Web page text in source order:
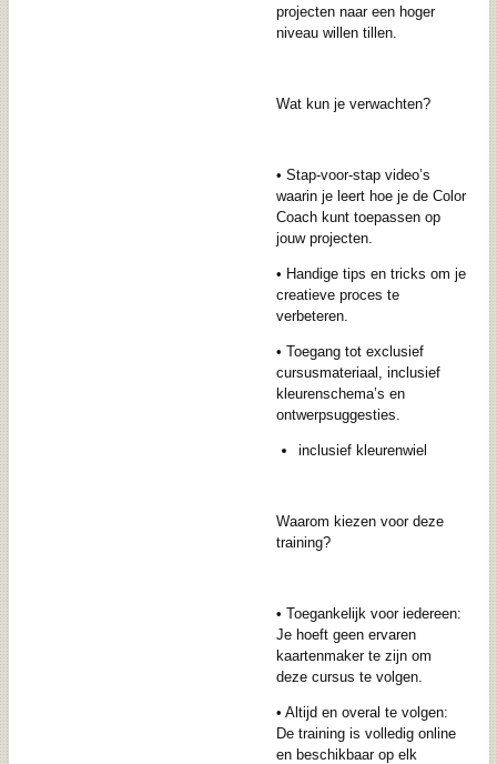
projecten naar een hoger
niveau willen tillen.
Wat kun je verwachten?
• Stap-voor-stap video’s
waarin je leert hoe je de Color
Coach kunt toepassen op
jouw projecten.
• Handige tips en tricks om je
creatieve proces te
verbeteren.
• Toegang tot exclusief
cursusmateriaal, inclusief
kleurenschema’s en
ontwerpsuggesties.
inclusief kleurenwiel
Waarom kiezen voor deze
training?
• Toegankelijk voor iedereen:
Je hoeft geen ervaren
kaartenmaker te zijn om
deze cursus te volgen.
• Altijd en overal te volgen:
De training is volledig online
en beschikbaar op elk